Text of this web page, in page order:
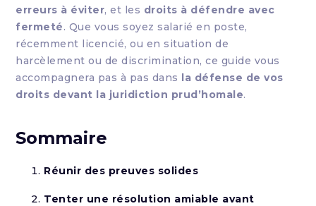
erreurs à éviter, et les droits à défendre avec
fermeté. Que vous soyez salarié en poste,
récemment licencié, ou en situation de
harcèlement ou de discrimination, ce guide vous
accompagnera pas à pas dans la défense de vos
droits devant la juridiction prud’homale.
Sommaire
Réunir des preuves solides
Tenter une résolution amiable avant